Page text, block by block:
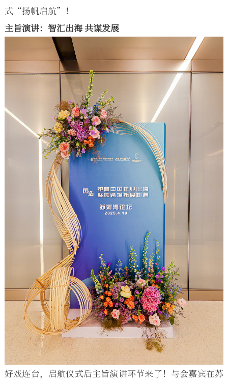
式“扬帆启航”！
主旨演讲：智汇出海 共谋发展
好戏连台，启航仪式后主旨演讲环节来了！与会嘉宾在苏